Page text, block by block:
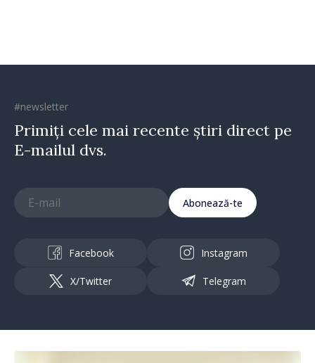
#newsletter
Primiți cele mai recente știri direct pe
E-mailul dvs.
Abonează-te
Facebook Instagram
X/Twitter Telegram